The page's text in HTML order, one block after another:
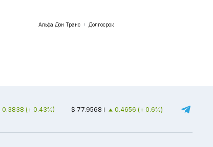
Альфа Дон Транс Долгосрок
0.3838 (+ 0.43%) $ 77.9568 0.4656 (+ 0.6%)